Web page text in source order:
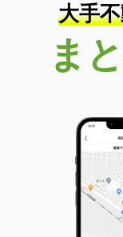
大手
ま